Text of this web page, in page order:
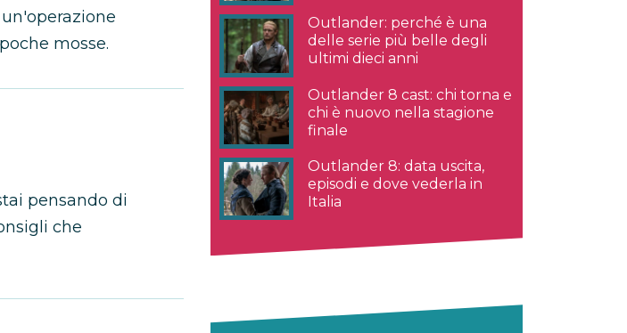
mosse.
pensando di
che
Outlander: perché è una
delle serie più belle degli
ultimi dieci anni
Outlander 8 cast: chi torna e
chi è nuovo nella stagione
finale
Outlander 8: data uscita,
episodi e dove vederla in
Italia